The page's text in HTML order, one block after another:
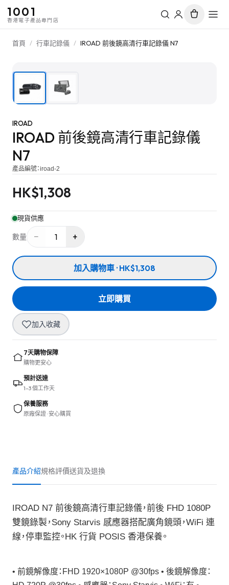
1001
香港電子產品專門店
首頁 / 行車記錄儀 / IROAD 前後鏡高清行車記錄儀 N7
IROAD
IROAD 前後鏡高清行車記錄儀
N7
產品編號：iroad-2
HK$1,308
現貨供應
數量 − 1 +
加入購物車 · HK$1,308
立即購買
加入收藏
7天購物保障
購物更安心
預計送達
1–3 個工作天
保養服務
原廠保證 · 安心購買
產品介紹規格評價送貨及退換
IROAD N7 前後鏡高清行車記錄儀，前後 FHD 1080P
雙鏡錄製，Sony Starvis 感應器搭配廣角鏡頭，WiFi 連
線，停車監控。HK 行貨 POSIS 香港保養。
• 前鏡解像度：FHD 1920×1080P @30fps • 後鏡解像度：